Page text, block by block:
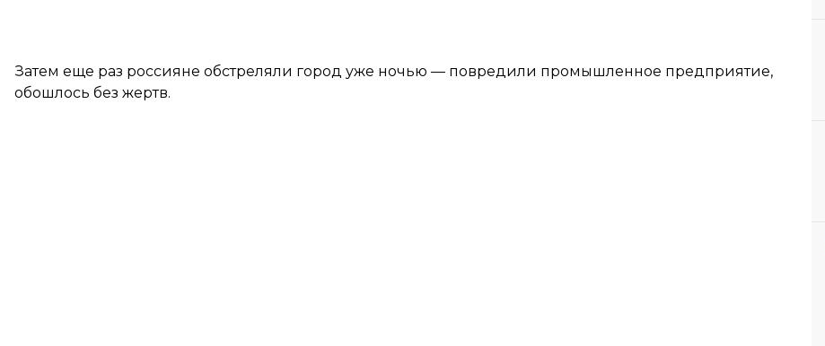
Затем еще раз россияне обстреляли город уже ночью — повредили промышленное предприятие,
обошлось без жертв.